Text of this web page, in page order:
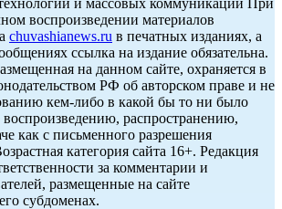
воспроизведении материалов
chuvashianews.ru в печатных изданиях, а
ссылка на издание обязательна.
на данном сайте, охраняется в
РФ об авторском праве и не
кем-либо в какой бы то ни было
распространению,
как с письменного разрешения
категория сайта 16+. Редакция
за комментарии и
размещенные на сайте
субдоменах.